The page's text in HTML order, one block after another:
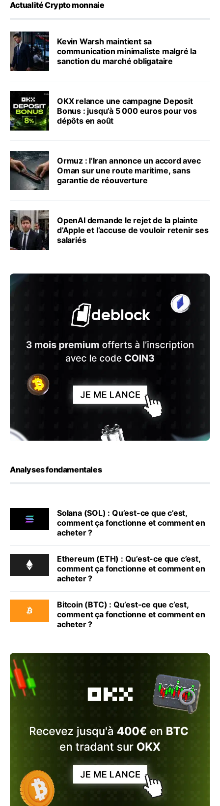
Actualité Crypto monnaie
Kevin Warsh maintient sa
communication minimaliste malgré la
sanction du marché obligataire
OKX relance une campagne Deposit
Bonus : jusqu’à 5 000 euros pour vos
dépôts en août
Ormuz : l’Iran annonce un accord avec
Oman sur une route maritime, sans
garantie de réouverture
OpenAI demande le rejet de la plainte
d’Apple et l’accuse de vouloir retenir ses
salariés
Analyses fondamentales
Solana (SOL) : Qu’est-ce que c’est,
comment ça fonctionne et comment en
acheter ?
Ethereum (ETH) : Qu’est-ce que c’est,
comment ça fonctionne et comment en
acheter ?
Bitcoin (BTC) : Qu’est-ce que c’est,
comment ça fonctionne et comment en
acheter ?